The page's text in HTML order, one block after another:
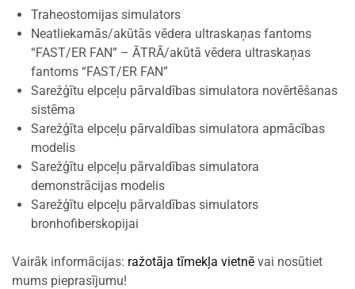
Traheostomijas simulators
Neatliekamās/akūtās vēdera ultraskaņas fantoms
“FAST/ER FAN” – ĀTRĀ/akūtā vēdera ultraskaņas
fantoms “FAST/ER FAN”
Sarežģītu elpceļu pārvaldības simulatora novērtēšanas
sistēma
Sarežģīta elpceļu pārvaldības simulatora apmācības
modelis
Sarežģītu elpceļu pārvaldības simulatora
demonstrācijas modelis
Sarežģītu elpceļu pārvaldības simulators
bronhofiberskopijai
Vairāk informācijas: ražotāja tīmekļa vietnē vai nosūtiet
mums pieprasījumu!